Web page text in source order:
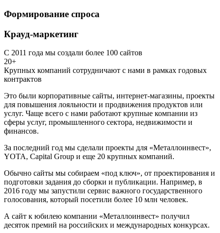
Формирование спроса
Крауд-маркетинг
С 2011 года мы создали более 100 сайтов
20+
Крупных компаний сотрудничают с нами в рамках годовых
контрактов
Это были корпоративные сайты, интернет-магазины, проекты
для повышения лояльности и продвижения продуктов или
услуг. Чаще всего с нами работают крупные компании из
сферы услуг, промышленного сектора, недвижимости и
финансов.
За последний год мы сделали проекты для «Металлоинвест»,
YOTA, Capital Group и еще 20 крупных компаний.
Обычно сайты мы собираем «под ключ», от проектирования и
подготовки задания до сборки и публикации. Например, в
2016 году мы запустили сервис важного государственного
голосования, который посетили более 10 млн человек.
А сайт к юбилею компании «Металлоинвест» получил
десяток премий на российских и международных конкурсах.